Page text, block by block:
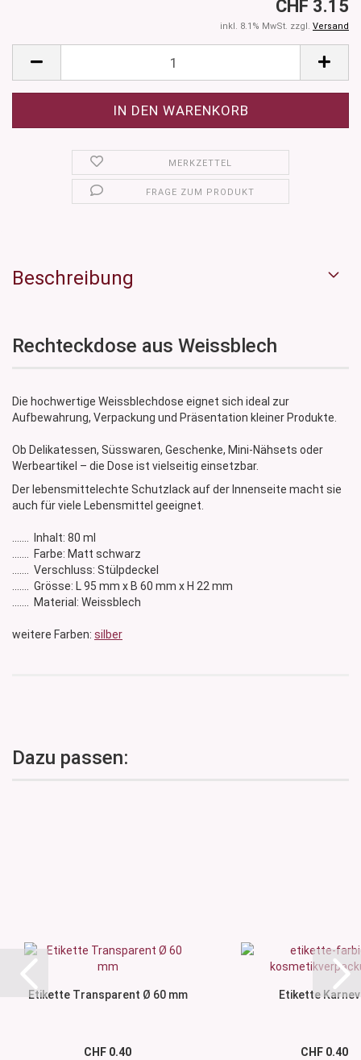
CHF 3.15
inkl. 8.1% MwSt. zzgl. Versand
MERKZETTEL
FRAGE ZUM PRODUKT
Beschreibung
Rechteckdose aus Weissblech
Die hochwertige Weissblechdose eignet sich ideal zur
Aufbewahrung, Verpackung und Präsentation kleiner Produkte.
Ob Delikatessen, Süsswaren, Geschenke, Mini-Nähsets oder
Werbeartikel – die Dose ist vielseitig einsetzbar.
Der lebensmittelechte Schutzlack auf der Innenseite macht sie
auch für viele Lebensmittel geeignet.
....... Inhalt: 80 ml
....... Farbe: Matt schwarz
....... Verschluss: Stülpdeckel
....... Grösse: L 95 mm x B 60 mm x H 22 mm
....... Material: Weissblech
weitere Farben: silber
Dazu passen:
Etikette Transparent Ø 60 mm
CHF 0.40
Etikette
CHF 0.40